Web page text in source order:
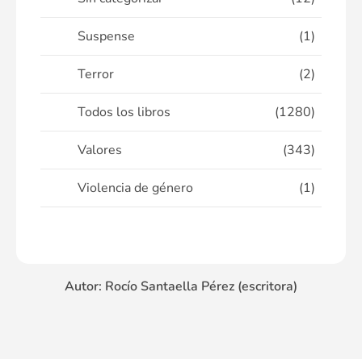
Suspense (1)
Terror (2)
Todos los libros (1280)
Valores (343)
Violencia de género (1)
Autor: Rocío Santaella Pérez (escritora)